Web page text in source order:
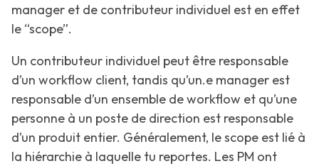
manager et de contributeur individuel est en effet
le “scope”.
Un contributeur individuel peut être responsable
d’un workflow client, tandis qu’un.e manager est
responsable d’un ensemble de workflow et qu’une
personne à un poste de direction est responsable
d’un produit entier. Généralement, le scope est lié à
la hiérarchie à laquelle tu reportes. Les PM ont